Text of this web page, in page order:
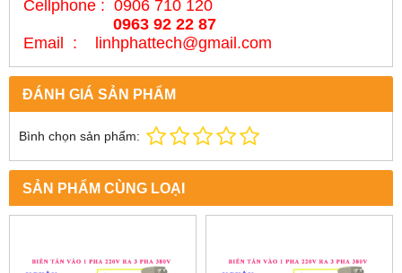
Cellphone : 0906 710 120
0963 92 22 87
Email : linhphattech@gmail.com
ĐÁNH GIÁ SẢN PHẨM
Bình chọn sản phẩm:
SẢN PHẨM CÙNG LOẠI